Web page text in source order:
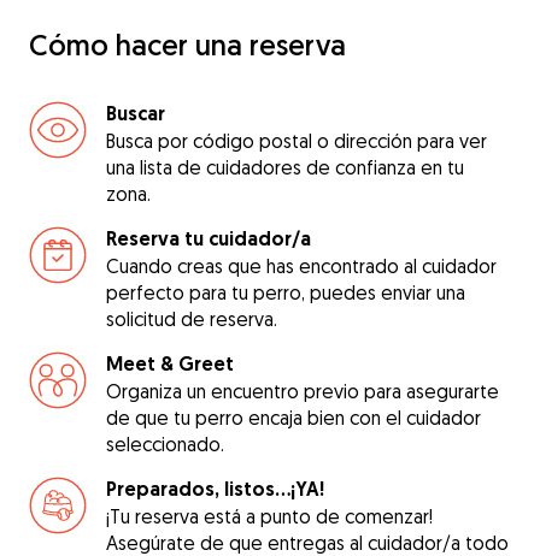
Cómo hacer una reserva
Buscar
Busca por código postal o dirección para ver
una lista de cuidadores de confianza en tu
zona.
Reserva tu cuidador/a
Cuando creas que has encontrado al cuidador
perfecto para tu perro, puedes enviar una
solicitud de reserva.
Meet & Greet
Organiza un encuentro previo para asegurarte
de que tu perro encaja bien con el cuidador
seleccionado.
Preparados, listos...¡YA!
¡Tu reserva está a punto de comenzar!
Asegúrate de que entregas al cuidador/a todo